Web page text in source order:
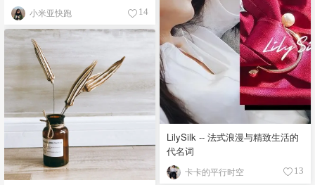
小米亚快跑 14
LilySilk -- 法式浪漫与精致生活的
代名词
卡卡的平行时空 13